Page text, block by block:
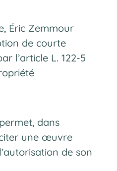
Éric Zemmour
de courte
l’article L. 122-5
dans
une œuvre
de son